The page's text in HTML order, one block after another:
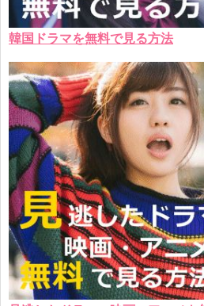
韓国ドラマを無料で見る方法